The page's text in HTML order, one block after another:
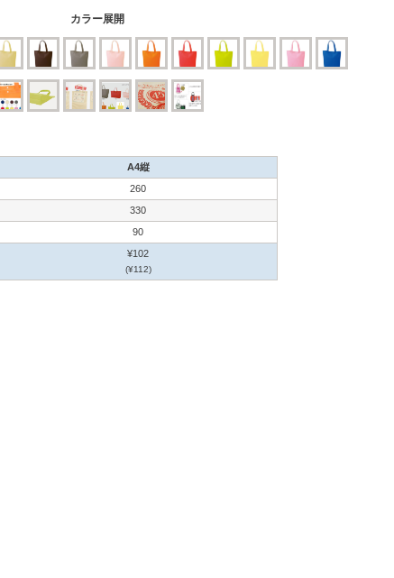
カラー展開
A4縦
260
330
90
¥102
(¥112)